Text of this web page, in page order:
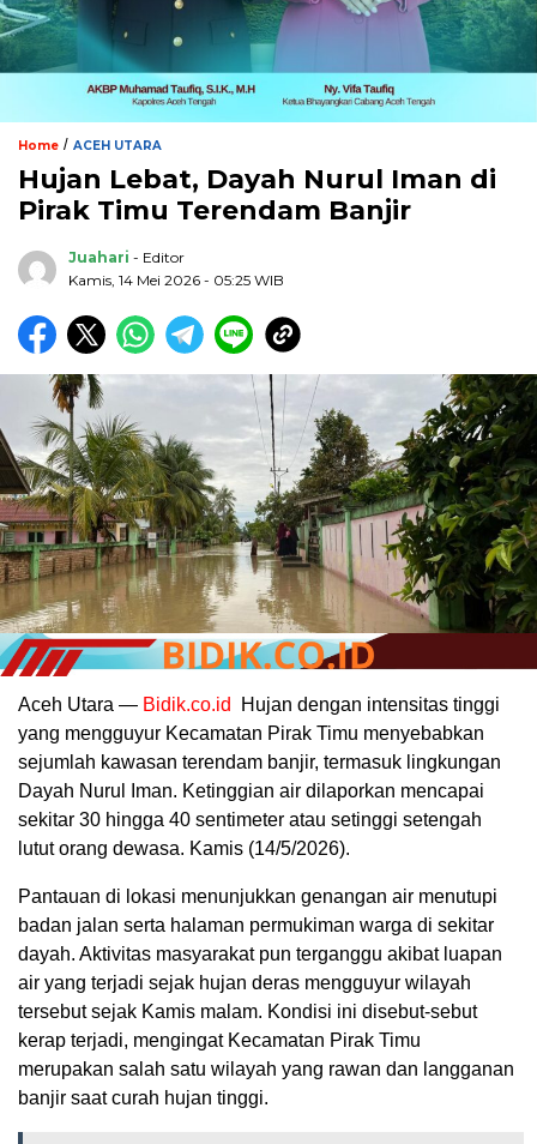
Home / ACEH UTARA
Hujan Lebat, Dayah Nurul Iman di
Pirak Timu Terendam Banjir
Juahari - Editor
Kamis, 14 Mei 2026 - 05:25 WIB
Aceh Utara — Bidik.co.id
Hujan dengan intensitas tinggi
yang mengguyur Kecamatan Pirak Timu menyebabkan
sejumlah kawasan terendam banjir, termasuk lingkungan
Dayah Nurul Iman. Ketinggian air dilaporkan mencapai
sekitar 30 hingga 40 sentimeter atau setinggi setengah
lutut orang dewasa. Kamis (14/5/2026).
Pantauan di lokasi menunjukkan genangan air menutupi
badan jalan serta halaman permukiman warga di sekitar
dayah. Aktivitas masyarakat pun terganggu akibat luapan
air yang terjadi sejak hujan deras mengguyur wilayah
tersebut sejak Kamis malam. Kondisi ini disebut-sebut
kerap terjadi, mengingat Kecamatan Pirak Timu
merupakan salah satu wilayah yang rawan dan langganan
banjir saat curah hujan tinggi.